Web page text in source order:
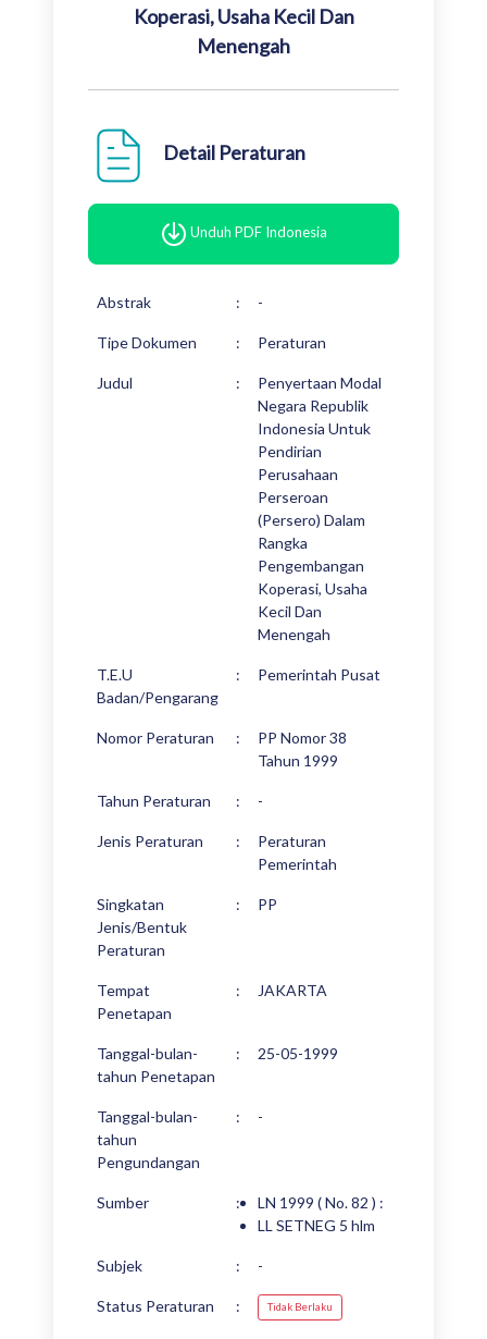
Koperasi, Usaha Kecil Dan
Menengah
Detail Peraturan
Unduh PDF Indonesia
Abstrak : -
Tipe Dokumen : Peraturan
Judul :
Penyertaan Modal
Negara Republik
Indonesia Untuk
Pendirian
Perusahaan
Perseroan
(Persero) Dalam
Rangka
Pengembangan
Koperasi, Usaha
Kecil Dan
Menengah
T.E.U
Badan/Pengarang
: Pemerintah Pusat
Nomor Peraturan :
PP Nomor 38
Tahun 1999
Tahun Peraturan : -
Jenis Peraturan :
Peraturan
Pemerintah
Singkatan
Jenis/Bentuk
Peraturan
: PP
Tempat
Penetapan
: JAKARTA
Tanggal-bulan-
tahun Penetapan
: 25-05-1999
Tanggal-bulan-
tahun
Pengundangan
: -
Sumber :
LN 1999 ( No. 82 ) :
LL SETNEG 5 hlm
Subjek : -
Status Peraturan : Tidak Berlaku